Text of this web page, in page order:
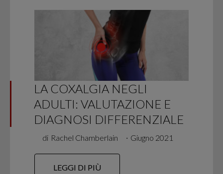
LA COXALGIA NEGLI
ADULTI: VALUTAZIONE E
DIAGNOSI DIFFERENZIALE
di Rachel Chamberlain ∙ Giugno 2021
LEGGI DI PIÙ